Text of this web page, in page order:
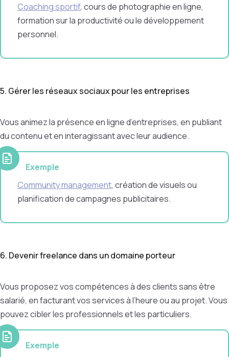
Coaching sportif, cours de photographie en ligne,
formation sur la productivité ou le développement
personnel.
5. Gérer les réseaux sociaux pour les entreprises
Vous animez la présence en ligne d’entreprises, en publiant
du contenu et en interagissant avec leur audience.
Exemple
Community management, création de visuels ou
planification de campagnes publicitaires.
6. Devenir freelance dans un domaine porteur
Vous proposez vos compétences à des clients sans être
salarié, en facturant vos services à l’heure ou au projet. Vous
pouvez cibler les professionnels et les particuliers.
Exemple